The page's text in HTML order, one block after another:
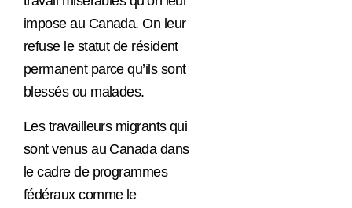
impose au Canada. On leur
refuse le statut de résident
permanent parce qu’ils sont
blessés ou malades.
Les travailleurs migrants qui
sont venus au Canada dans
le cadre de programmes
fédéraux comme le